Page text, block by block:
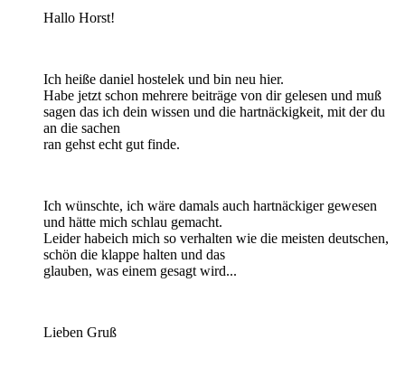
Hallo Horst!
Ich heiße daniel hostelek und bin neu hier.
Habe jetzt schon mehrere beiträge von dir gelesen und muß
sagen das ich dein wissen und die hartnäckigkeit, mit der du
an die sachen
ran gehst echt gut finde.
Ich wünschte, ich wäre damals auch hartnäckiger gewesen
und hätte mich schlau gemacht.
Leider habeich mich so verhalten wie die meisten deutschen,
schön die klappe halten und das
glauben, was einem gesagt wird...
Lieben Gruß